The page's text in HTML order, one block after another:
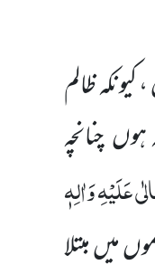
ظالم
ہوںچنانچہ
عَلَیْہِ وَاٰلِہٖ
میںمبتلا